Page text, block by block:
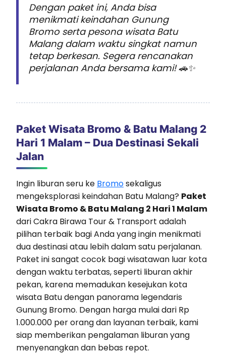
Dengan paket ini, Anda bisa
menikmati keindahan Gunung
Bromo serta pesona wisata Batu
Malang dalam waktu singkat namun
tetap berkesan. Segera rencanakan
perjalanan Anda bersama kami! 🚗✨
Paket Wisata Bromo & Batu Malang 2
Hari 1 Malam – Dua Destinasi Sekali
Jalan
Ingin liburan seru ke Bromosekaligus
mengeksplorasi keindahan Batu Malang? Paket
Wisata Bromo & Batu Malang 2 Hari 1 Malam
dari Cakra Birawa Tour & Transport adalah
pilihan terbaik bagi Anda yang ingin menikmati
dua destinasi atau lebih dalam satu perjalanan.
Paket ini sangat cocok bagi wisatawan luar kota
dengan waktu terbatas, seperti liburan akhir
pekan, karena memadukan kesejukan kota
wisata Batu dengan panorama legendaris
Gunung Bromo. Dengan harga mulai dari Rp
1.000.000 per orang dan layanan terbaik, kami
siap memberikan pengalaman liburan yang
menyenangkan dan bebas repot.